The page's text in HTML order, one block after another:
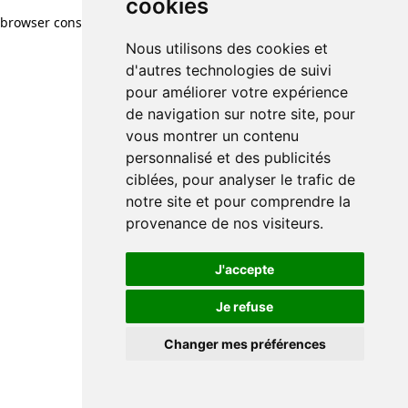
cookies
Nous utilisons des cookies et
d'autres technologies de suivi
pour améliorer votre expérience
de navigation sur notre site, pour
vous montrer un contenu
personnalisé et des publicités
ciblées, pour analyser le trafic de
notre site et pour comprendre la
provenance de nos visiteurs.
J'accepte
Je refuse
Changer mes préférences
browser console for more information)